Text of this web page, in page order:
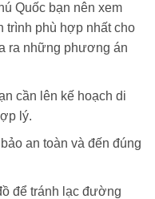
Quốc bạn nên xem
trình phù hợp nhất cho
ra những phương án
cần lên kế hoạch di
lý.
an toàn và đến đúng
để tránh lạc đường